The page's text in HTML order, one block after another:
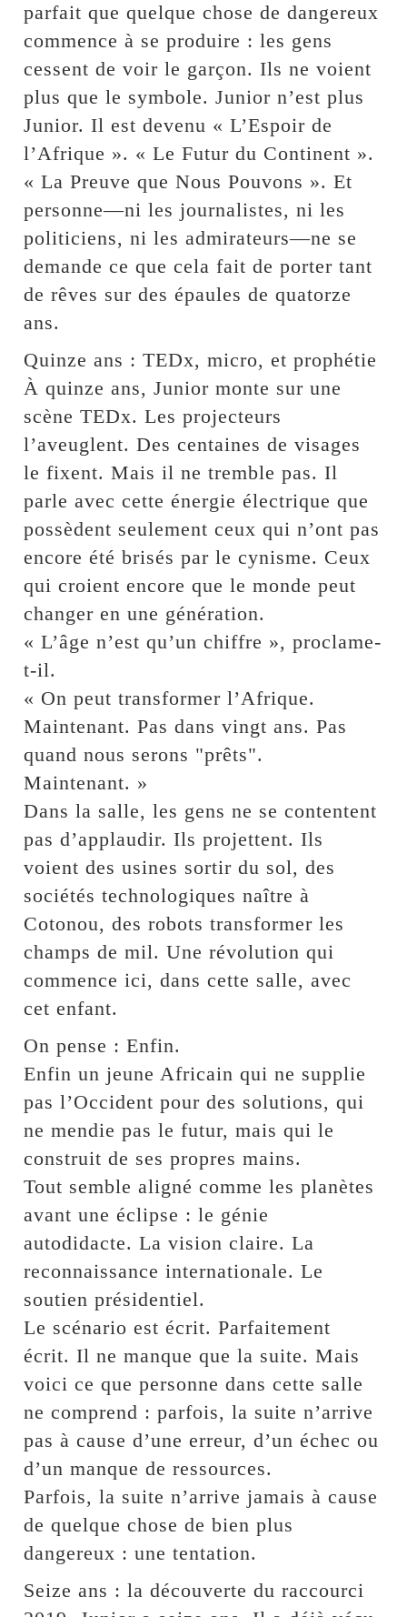
parfait que quelque chose de dangereux
commence à se produire : les gens
cessent de voir le garçon. Ils ne voient
plus que le symbole. Junior n’est plus
Junior. Il est devenu « L’Espoir de
l’Afrique ». « Le Futur du Continent ».
« La Preuve que Nous Pouvons ». Et
personne—ni les journalistes, ni les
politiciens, ni les admirateurs—ne se
demande ce que cela fait de porter tant
de rêves sur des épaules de quatorze
ans.
Quinze ans : TEDx, micro, et prophétie
À quinze ans, Junior monte sur une
scène TEDx. Les projecteurs
l’aveuglent. Des centaines de visages
le fixent. Mais il ne tremble pas. Il
parle avec cette énergie électrique que
possèdent seulement ceux qui n’ont pas
encore été brisés par le cynisme. Ceux
qui croient encore que le monde peut
changer en une génération.
« L’âge n’est qu’un chiffre », proclame-
t-il.
« On peut transformer l’Afrique.
Maintenant. Pas dans vingt ans. Pas
quand nous serons "prêts".
Maintenant. »
Dans la salle, les gens ne se contentent
pas d’applaudir. Ils projettent. Ils
voient des usines sortir du sol, des
sociétés technologiques naître à
Cotonou, des robots transformer les
champs de mil. Une révolution qui
commence ici, dans cette salle, avec
cet enfant.
On pense : Enfin.
Enfin un jeune Africain qui ne supplie
pas l’Occident pour des solutions, qui
ne mendie pas le futur, mais qui le
construit de ses propres mains.
Tout semble aligné comme les planètes
avant une éclipse : le génie
autodidacte. La vision claire. La
reconnaissance internationale. Le
soutien présidentiel.
Le scénario est écrit. Parfaitement
écrit. Il ne manque que la suite. Mais
voici ce que personne dans cette salle
ne comprend : parfois, la suite n’arrive
pas à cause d’une erreur, d’un échec ou
d’un manque de ressources.
Parfois, la suite n’arrive jamais à cause
de quelque chose de bien plus
dangereux : une tentation.
Seize ans : la découverte du raccourci